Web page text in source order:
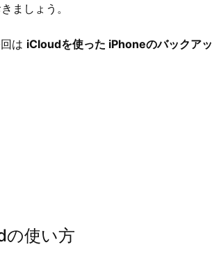
ましょう。
は iCloudを使った iPhoneのバックアッ
の使い方